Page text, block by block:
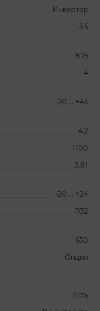
Инвертор
3.5
875
4
-20 … +43
4.2
1100
3,81
-20 … +24
R32
650
Опция
Есть